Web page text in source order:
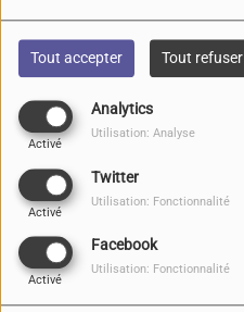
Tout accepter Tout refuser
Analytics
Activé
Utilisation: Analyse
Twitter
Activé
Utilisation: Fonctionnalité
Facebook
Activé
Utilisation: Fonctionnalité